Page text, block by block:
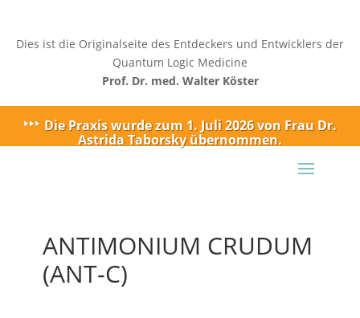
Dies ist die Originalseite des Entdeckers und Entwicklers der
Quantum Logic Medicine
Prof. Dr. med. Walter Köster
Die Praxis wurde zum 1. Juli 2026 von Frau Dr.
Astrida Taborsky übernommen.
ANTIMONIUM CRUDUM
(ANT-C)